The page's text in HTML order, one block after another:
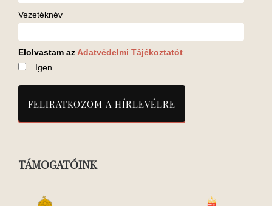
Vezetéknév
Elolvastam az Adatvédelmi Tájékoztatót
Igen
TÁMOGATÓINK